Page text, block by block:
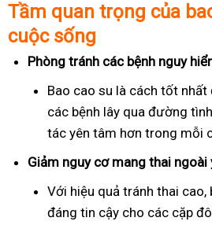
Tầm quan trọng của
cuộc sống
Phòng tránh các bệnh nguy
Bao cao su là cách tốt
các bệnh lây qua đường
tác yên tâm hơn trong mỗi
Giảm nguy cơ mang thai ngoài
Với hiệu quả tránh thai
đáng tin cậy cho các cặp